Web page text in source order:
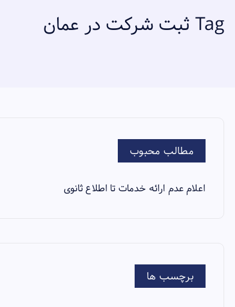
Tag ثبت شرکت در عمان
مطالب محبوب
اعلام عدم ارائه خدمات تا اطلاع ثانوی
برچسب ها